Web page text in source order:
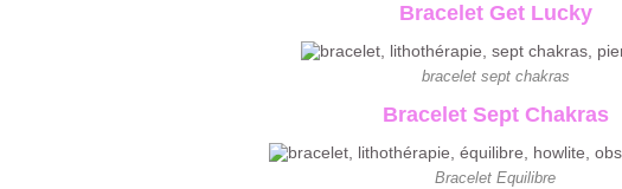
Bracelet Get Lucky
bracelet sept chakras
Bracelet Sept Chakras
Bracelet Equilibre